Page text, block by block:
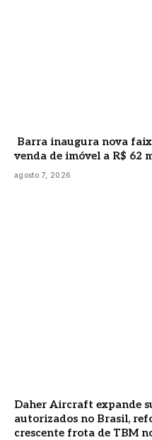
Barra inaugura nova
venda de imóvel a R$ 62
agosto 7, 2026
Daher Aircraft expande
autorizados no Brasil,
crescente frota de TBM